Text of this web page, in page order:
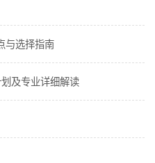
与选择指南
及专业详细解读